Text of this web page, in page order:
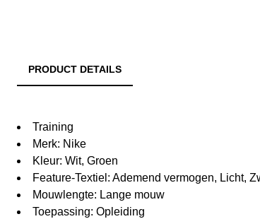
PRODUCT DETAILS
Training
Merk: Nike
Kleur: Wit, Groen
Feature-Textiel: Ademend vermogen, Licht,
Mouwlengte: Lange mouw
Toepassing: Opleiding